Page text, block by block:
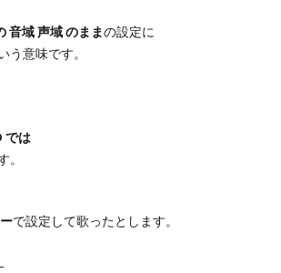
音域 声域 のままの設定に
う意味です。
では
。
で設定して歌ったとします。